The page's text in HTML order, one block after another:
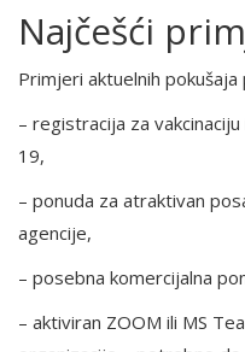
Najčešći
Primjeri aktuelnih
– registracija za
19,
– ponuda za atraktivan
agencije,
– posebna komercijalna
– aktiviran ZOOM ili MS